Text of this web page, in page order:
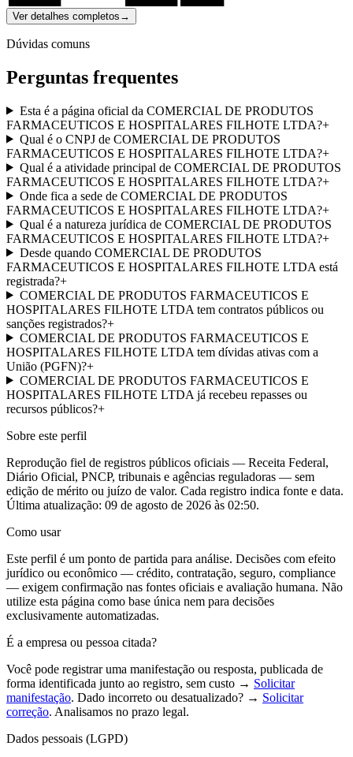
Ver detalhes completos →
Dúvidas comuns
Perguntas frequentes
Esta é a página oficial da COMERCIAL DE PRODUTOS
FARMACEUTICOS E HOSPITALARES FILHOTE LTDA?+
Qual é o CNPJ de COMERCIAL DE PRODUTOS
FARMACEUTICOS E HOSPITALARES FILHOTE LTDA?+
Qual é a atividade principal de COMERCIAL DE PRODUTOS
FARMACEUTICOS E HOSPITALARES FILHOTE LTDA?+
Onde fica a sede de COMERCIAL DE PRODUTOS
FARMACEUTICOS E HOSPITALARES FILHOTE LTDA?+
Qual é a natureza jurídica de COMERCIAL DE PRODUTOS
FARMACEUTICOS E HOSPITALARES FILHOTE LTDA?+
Desde quando COMERCIAL DE PRODUTOS
FARMACEUTICOS E HOSPITALARES FILHOTE LTDA está
registrada?+
COMERCIAL DE PRODUTOS FARMACEUTICOS E
HOSPITALARES FILHOTE LTDA tem contratos públicos ou
sanções registrados?+
COMERCIAL DE PRODUTOS FARMACEUTICOS E
HOSPITALARES FILHOTE LTDA tem dívidas ativas com a
União (PGFN)?+
COMERCIAL DE PRODUTOS FARMACEUTICOS E
HOSPITALARES FILHOTE LTDA já recebeu repasses ou
recursos públicos?+
Sobre este perfil
Reprodução fiel de registros públicos oficiais — Receita Federal,
Diário Oficial, PNCP, tribunais e agências reguladoras — sem
edição de mérito ou juízo de valor. Cada registro indica fonte e data.
Última atualização: 09 de agosto de 2026 às 02:50.
Como usar
Este perfil é um ponto de partida para análise. Decisões com efeito
jurídico ou econômico — crédito, contratação, seguro, compliance
— exigem confirmação nas fontes oficiais e avaliação humana. Não
utilize esta página como base única nem para decisões
exclusivamente automatizadas.
É a empresa ou pessoa citada?
Você pode registrar uma manifestação ou resposta, publicada de
forma identificada junto ao registro, sem custo → Solicitar
manifestação. Dado incorreto ou desatualizado? → Solicitar
correção. Analisamos no prazo legal.
Dados pessoais (LGPD)